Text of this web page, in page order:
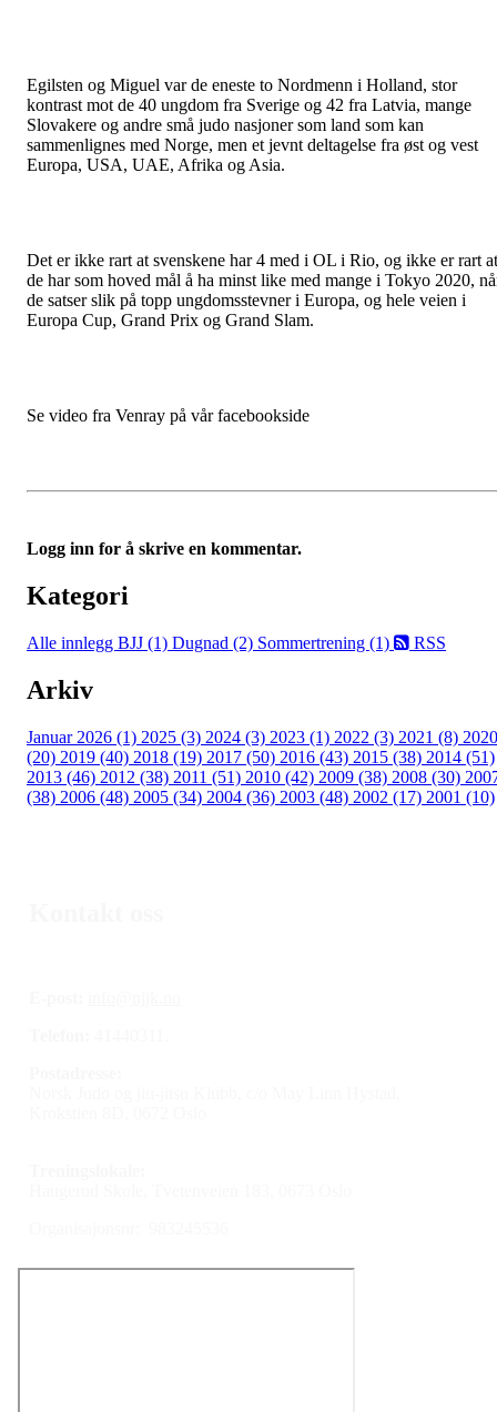
Egilsten og Miguel var de eneste to Nordmenn i Holland, stor
kontrast mot de 40 ungdom fra Sverige og 42 fra Latvia, mange
Slovakere og andre små judo nasjoner som land som kan
sammenlignes med Norge, men et jevnt deltagelse fra øst og vest
Europa, USA, UAE, Afrika og Asia.
Det er ikke rart at svenskene har 4 med i OL i Rio, og ikke er rart at
de har som hoved mål å ha minst like med mange i Tokyo 2020,
de satser slik på topp ungdomsstevner i Europa, og hele veien i
Europa Cup, Grand Prix og Grand Slam.
Se video fra Venray på vår facebookside
Logg inn for å skrive en kommentar.
Kategori
Alle innlegg BJJ (1) Dugnad (2) Sommertrening (1) RSS
Arkiv
Januar 2026 (1) 2025 (3) 2024 (3) 2023 (1) 2022 (3) 2021 (8) 2020
(20) 2019 (40) 2018 (19) 2017 (50) 2016 (43) 2015 (38) 2014 (51)
2013 (46) 2012 (38) 2011 (51) 2010 (42) 2009 (38) 2008 (30)
(38) 2006 (48) 2005 (34) 2004 (36) 2003 (48) 2002 (17) 2001 (10)